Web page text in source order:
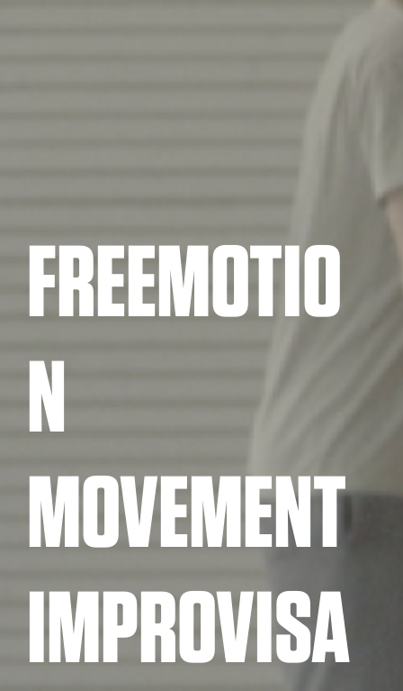
FREEMOTIO
N
MOVEMENT
IMPROVISA